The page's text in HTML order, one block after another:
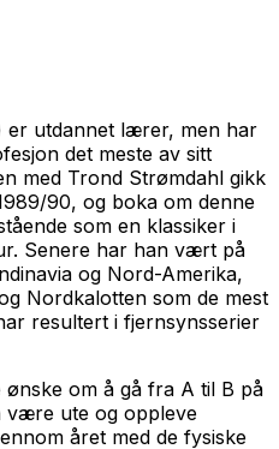
er utdannet lærer, men har
det meste av sitt
med Trond Strømdahl gikk
90, og boka om denne
som en klassiker i
Senere har han vært på
og Nord-Amerika,
Nordkalotten som de mest
resultert i fjernsynsserier
om å gå fra A til B på
være ute og oppleve
året med de fysiske